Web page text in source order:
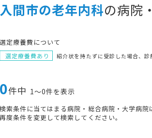
入間市の老年内科の病院
選定療養費について
選定療養費あり 紹介状を持たずに受診した場合、
0件中 1〜0件を表示
検索条件に当てはまる病院・総合病院・大学病
再度条件を変更して検索してください。